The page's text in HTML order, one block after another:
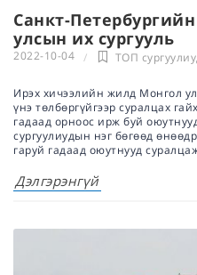
Санкт-
улсын их сургууль
2022-10-04 ТОП
Ирэх хичээлийн жилд Монгол
үнэ төлбөргүйгээр суралцах
гадаад орноос ирж буй
сургуулиудын нэг бөгөөд
гаруй гадаад оюутнууд
Дэлгэрэнгүй